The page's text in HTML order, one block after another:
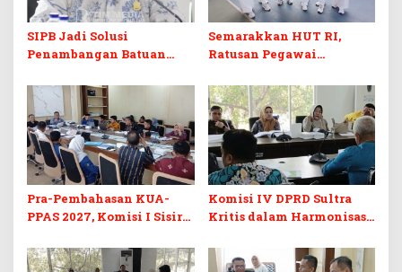
SIPB Jadi Solusi
Penambangan Batuan
di Sultra
Semarakkan HUT RI,
Ratusan Pegawai
Ikuti Lomba Bola Gotong
Pra-Pembahasan KUA-
PPAS 2027, Komisi I Sisir
Berkelanjutan
Komisi IV DPRD Sultra
Kritis dalam Harmonisasi
Perubahan APBD 2026